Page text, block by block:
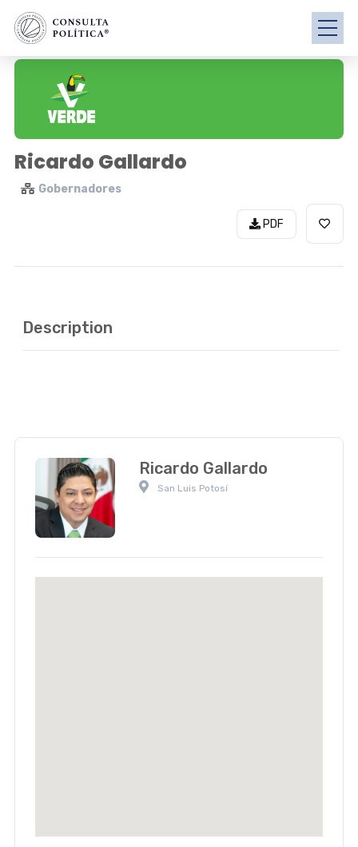
Ricardo Gallardo
Gobernadores
PDF
Description
Ricardo Gallardo
San Luis